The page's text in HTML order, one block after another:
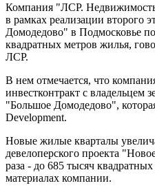
Компания "ЛСР.
в рамках реализации второго
Домодедово" в Подмосковье
квадратных метров жилья,
ЛСР.
В нем отмечается, что
инвестконтракт с
"Большое Домодедово",
Development.
Новые жилые кварталы
девелоперского проекта
раза - до 685 тысяч
материалах компании.